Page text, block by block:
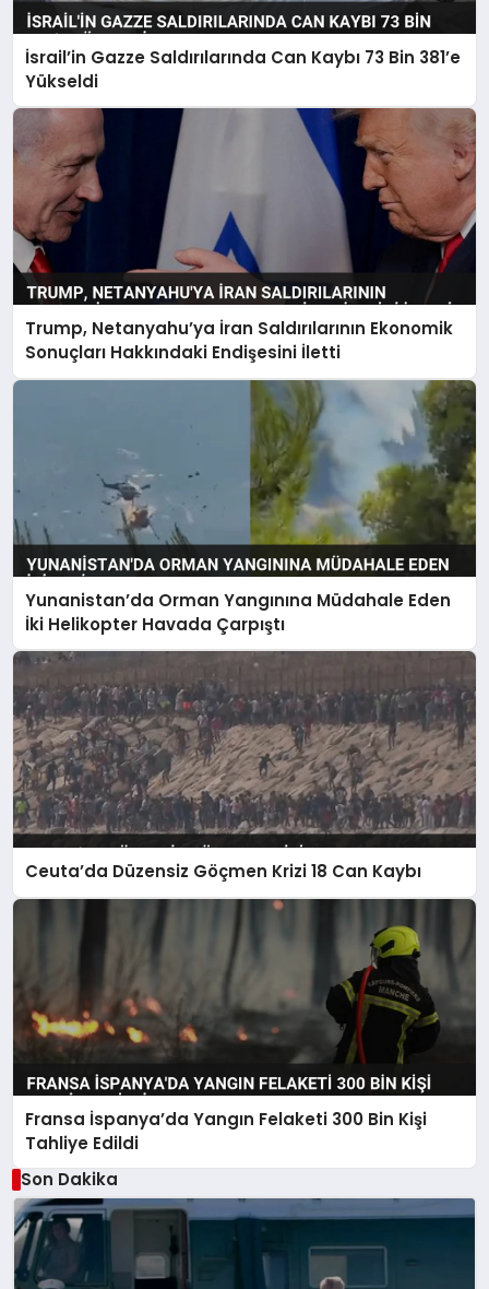
İsrail’in Gazze Saldırılarında Can Kaybı 73 Bin 381’e
Yükseldi
Trump, Netanyahu’ya İran Saldırılarının Ekonomik
Sonuçları Hakkındaki Endişesini İletti
Yunanistan’da Orman Yangınına Müdahale Eden
İki Helikopter Havada Çarpıştı
Ceuta’da Düzensiz Göçmen Krizi 18 Can Kaybı
Fransa İspanya’da Yangın Felaketi 300 Bin Kişi
Tahliye Edildi
Son Dakika